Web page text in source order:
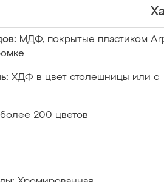
МДФ, покрытые пластиком
ХДФ в цвет столешницы или с
200 цветов